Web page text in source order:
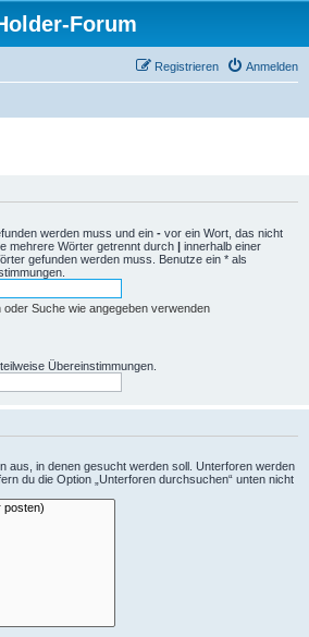
Forum
Anmelden
Registrieren
werden muss und ein - vor ein Wort, das nicht
mehrere Wörter getrennt durch | innerhalb einer
gefunden werden muss. Benutze ein * als
Suche wie angegeben verwenden
Übereinstimmungen.
aus, in denen gesucht werden soll. Unterforen werden
du die Option „Unterforen durchsuchen“ unten nicht